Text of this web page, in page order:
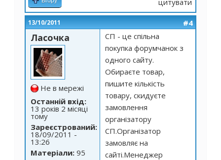
13/10/2011 #4
Ласочка
Не в мережі
Останній вхід:
13 років 2 місяці
тому
Зареєстрований:
18/09/2011 -
13:26
Матеріали: 95
СП - це спільна
покупка форумчанок з
одного сайту.
Обираєте товар,
пишите кількість
товару, скидуєте
замовлення
організатору
СП.Організатор
замовляє на
сайті.Менеджер